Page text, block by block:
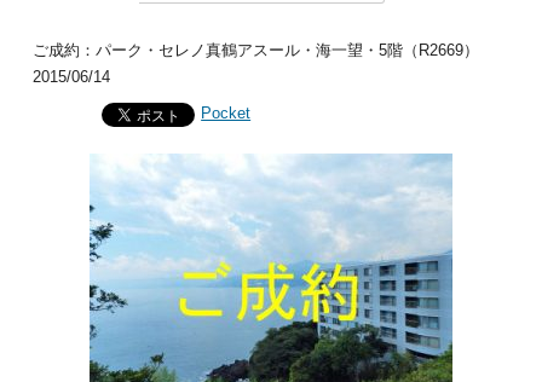
ご成約：パーク・セレノ真鶴アスール・海一望・5階（R2669）
2015/06/14
Pocket